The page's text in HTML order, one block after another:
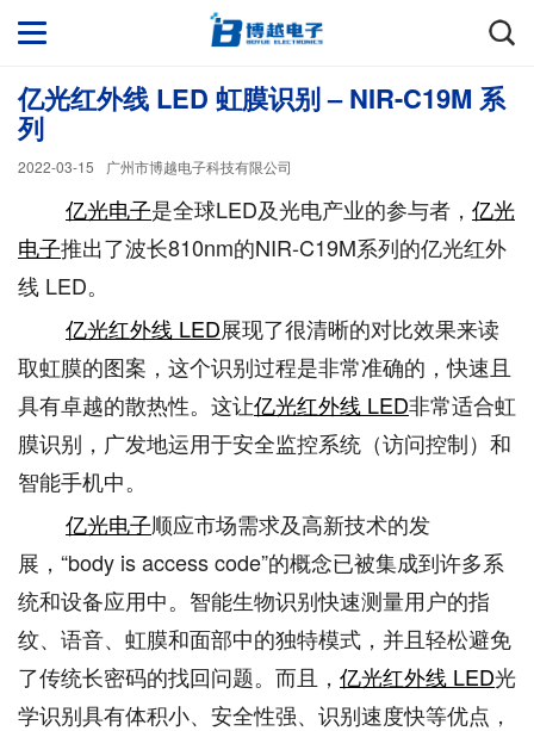
亿光红外线 LED 虹膜识别 – NIR-C19M 系
列
2022-03-15 广州市博越电子科技有限公司
亿光电子是全球LED及光电产业的参与者， 亿光
电子推出了波长810nm的NIR-C19M系列的亿光红外
线 LED。
亿光红外线 LED展现了很清晰的对比效果来读
取虹膜的图案，这个识别过程是非常准确的，快速且
具有卓越的散热性。这让亿光红外线 LED非常适合虹
膜识别，广发地运用于安全监控系统（访问控制）和
智能手机中。
亿光电子顺应市场需求及高新技术的发
展，“body is access code”的概念已被集成到许多系
统和设备应用中。智能生物识别快速测量用户的指
纹、语音、虹膜和面部中的独特模式，并且轻松避免
了传统长密码的找回问题。而且， 亿光红外线 LED光
学识别具有体积小、安全性强、识别速度快等优点，